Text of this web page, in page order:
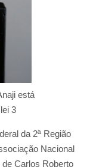
está
3
da 2ª Região
Nacional
Carlos Roberto